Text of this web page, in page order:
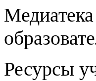
Ресурсы